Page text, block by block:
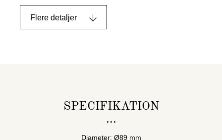
Flere detaljer
SPECIFIKATION
Diameter: Ø89 mm